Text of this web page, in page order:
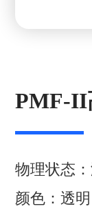
PMF-II
物理状态
颜色：透明